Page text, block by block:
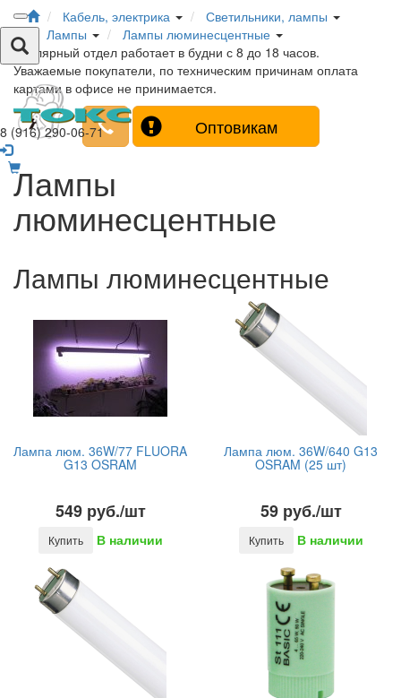
8 (916) 290-06-71
Кабель, электрика
Светильники, лампы
Лампы
Лампы люминесцентные
Столярный отдел работает в будни с 8 до 18 часов.
Уважаемые покупатели, по техническим причинам оплата
картами в офисе не принимается.
Оптовикам
Лампы
люминесцентные
Лампы люминесцентные
Лампа люм. 36W/77 FLUORA
G13 OSRAM
549 руб./шт
Купить В наличии
Лампа люм. 36W/640 G13
OSRAM (25 шт)
59 руб./шт
Купить В наличии